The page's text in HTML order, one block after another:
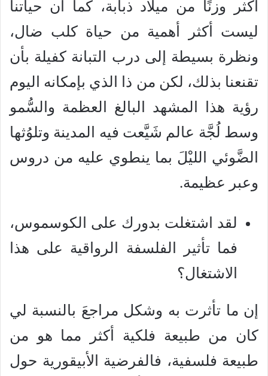
أكثر وزنًا من ميلاد ذبابة، كما أن حياتنا
ليست أكثر أهمية من حياة كلب ضال،
ونظرة بسيطة إلى درب التبانة كفيلة بأن
تقنعنا بذلك، لكن من ذا الذي بإمكانه اليوم
رؤية هذا المشهد البالغ العظمة والسُّمو
وسط لُجَّة عالم شَيَّعت فيه المدينة وتلوُثها
الضَّوئي الليْلَ بما ينطوي عليه من دروس
وعبر عظيمة.
لقد اشتغلت بدورك على الكوسموس،
فما تأثير الفلسفة الرواقية على هذا
الاشتغال؟
إن ما تأثرت به وشكل مراجعَ بالنسبة لي
كان من طبيعة فلكية أكثر مما هو من
طبيعة فلسفية، فالفرضية الأبيقورية حول